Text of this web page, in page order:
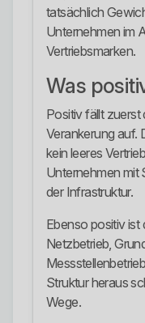
tatsächlich
Unternehmen im
Vertriebsmarken.
Was
Positiv fällt
Verankerung auf.
kein leeres
Unternehmen mit
der Infrastruktur.
Ebenso positiv ist
Netzbetrieb,
Struktur heraus
Wege.